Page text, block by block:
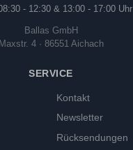
- 12:30 & 13:00 - 17:00 Uhr
Ballas GmbH
Maxstr. 4 · 86551 Aichach
SERVICE
Kontakt
Newsletter
Rücksendungen